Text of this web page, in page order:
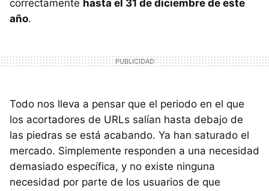
correctamente hasta el 31 de diciembre de este
año.
Todo nos lleva a pensar que el periodo en el que
los acortadores de URLs salían hasta debajo de
las piedras se está acabando. Ya han saturado el
mercado. Simplemente responden a una necesidad
demasiado específica, y no existe ninguna
necesidad por parte de los usuarios de que